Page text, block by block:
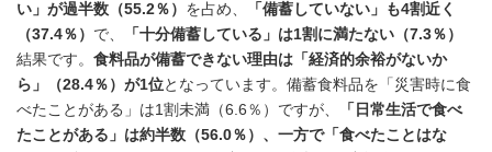
い」が過半数（55.2％） を占め、
「備蓄していない」も4割近く
（37.4％） で、
「十分備蓄している」は1割に満たない（7.3％）
結果です。 食料品が備蓄できない理由は「経済的余裕がないか
ら」（28.4％）が1位となっています。備蓄食料品を「災害時に食
べたことがある」は1割未満（6.6％）ですが、
「日常生活で食べ
たことがある」は約半数（56.0％）、一方で「食べたことはな